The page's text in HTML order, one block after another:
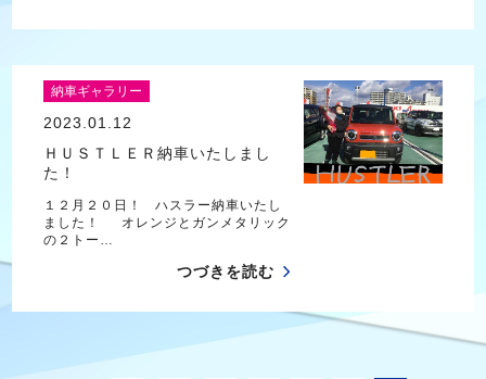
納車ギャラリー
2023.01.12
ＨＵＳＴＬＥＲ納車いたしまし
た！
１２月２０日！ ハスラー納車いたし
ました！ オレンジとガンメタリック
の２トー…
つづきを読む